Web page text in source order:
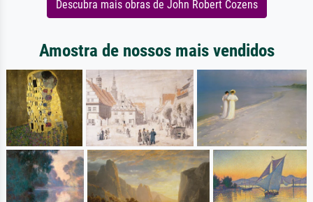
Descubra mais obras de John Robert Cozens
Amostra de nossos mais vendidos